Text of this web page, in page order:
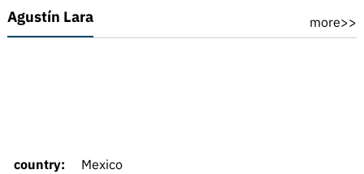
Agustín Lara more>>
country:
Mexico